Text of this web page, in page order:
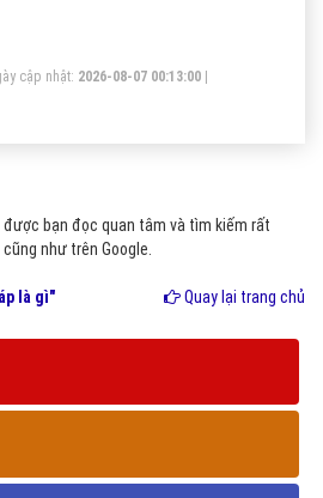
xã hội.
cập nhật: 2026-08-07 00:13:00
được bạn đọc quan tâm và tìm kiếm rất
như trên Google.
là gì" Quay lại trang chủ